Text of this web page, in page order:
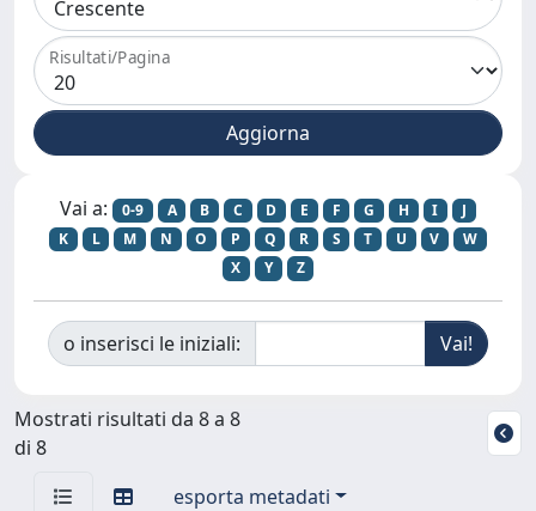
Risultati/Pagina
Vai a: 0-9 A B C D E F G H I
J
K
L M N O P Q R S T U V
W
X
Y Z
o inserisci le iniziali:
Mostrati risultati da 8 a 8
di 8
esporta metadati